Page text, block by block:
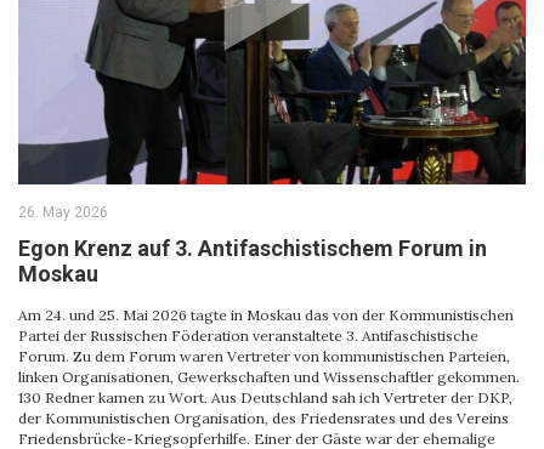
26. May 2026
Egon Krenz auf 3. Antifaschistischem Forum in
Moskau
Am 24. und 25. Mai 2026 tagte in Moskau das von der Kommunistischen
Partei der Russischen Föderation veranstaltete 3. Antifaschistische
Forum. Zu dem Forum waren Vertreter von kommunistischen Parteien,
linken Organisationen, Gewerkschaften und Wissenschaftler gekommen.
130 Redner kamen zu Wort. Aus Deutschland sah ich Vertreter der DKP,
der Kommunistischen Organisation, des Friedensrates und des Vereins
Friedensbrücke-Kriegsopferhilfe. Einer der Gäste war der ehemalige